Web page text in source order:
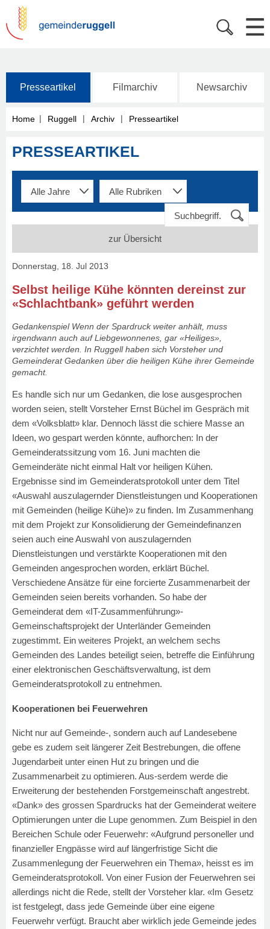
Presseartikel Filmarchiv Newsarchiv
Home | Ruggell | Archiv | Presseartikel
PRESSEARTIKEL
zur Übersicht
Donnerstag, 18. Jul 2013
Selbst heilige Kühe könnten dereinst zur
«Schlachtbank» geführt werden
Gedankenspiel Wenn der Spardruck weiter anhält, muss
irgendwann auch auf Liebgewonnenes, gar «Heiliges»,
verzichtet werden. In Ruggell haben sich Vorsteher und
Gemeinderat Gedanken über die heiligen Kühe ihrer Gemeinde
gemacht.
Es handle sich nur um Gedanken, die lose ausgesprochen
worden seien, stellt Vorsteher Ernst Büchel im Gespräch mit
dem «Volksblatt» klar. Dennoch lässt die schiere Masse an
Ideen, wo gespart werden könnte, aufhorchen: In der
Gemeinderatssitzung vom 16. Juni machten die
Gemeinderäte nicht einmal Halt vor heiligen Kühen.
Ergebnisse sind im Gemeinderatsprotokoll unter dem Titel
«Auswahl auszulagernder Dienstleistungen und Kooperationen
mit Gemeinden (heilige Kühe)» zu finden. Im Zusammenhang
mit dem Projekt zur Konsolidierung der Gemeindefinanzen
seien auch eine Auswahl von auszulagernden
Dienstleistungen und verstärkte Kooperationen mit den
Gemeinden angesprochen worden, erklärt Büchel.
Verschiedene Ansätze für eine forcierte Zusammenarbeit der
Gemeinden seien bereits vorhanden. So habe der
Gemeinderat dem «IT-Zusammenführung»-
Gemeinschaftsprojekt der Unterländer Gemeinden
zugestimmt. Ein weiteres Projekt, an welchem sechs
Gemeinden des Landes beteiligt seien, betreffe die Einführung
einer elektronischen Geschäftsverwaltung, ist dem
Gemeinderatsprotokoll zu entnehmen.
Kooperationen bei Feuerwehren
Nicht nur auf Gemeinde-, sondern auch auf Landesebene
gebe es zudem seit längerer Zeit Bestrebungen, die offene
Jugendarbeit unter einen Hut zu bringen und die
Zusammenarbeit zu optimieren. Aus-serdem werde die
Erweiterung der bestehenden Forstgemeinschaft angestrebt.
«Dank» des grossen Spardrucks hat der Gemeinderat weitere
Optimierungen unter die Lupe genommen. Zum Beispiel in den
Bereichen Schule oder Feuerwehr: «Aufgrund personeller und
finanzieller Engpässe wird auf längerfristige Sicht die
Zusammenlegung der Feuerwehren ein Thema», heisst es im
Gemeinderatsprotokoll. Von einer Fusion der Feuerwehren sei
allerdings nicht die Rede, stellt der Vorsteher klar. «Im Gesetz
ist festgelegt, dass jede Gemeinde über eine eigene
Feuerwehr verfügt. Braucht aber wirklich jede Gemeinde jedes